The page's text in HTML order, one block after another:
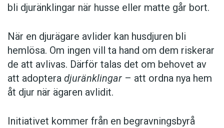
bli djuränklingar när husse eller matte går bort.
När en djurägare avlider kan husdjuren bli
hemlösa. Om ingen vill ta hand om dem riskerar
de att avlivas. Därför talas det om behovet av
att adoptera djuränklingar – att ordna nya hem
åt djur när ägaren avlidit.
Initiativet kommer från en begravningsbyrå